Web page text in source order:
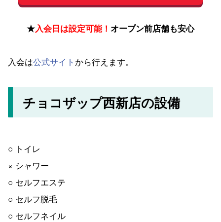
★入会日は設定可能！ オープン前店舗も安心
入会は公式サイト から行えます。
チョコザップ西新店の設備
○ トイレ
× シャワー
○ セルフエステ
○ セルフ脱毛
○ セルフネイル